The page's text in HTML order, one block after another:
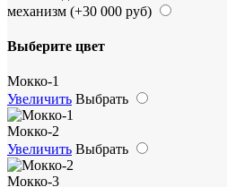
механизм (+30 000 руб)
Выберите цвет
Мокко-1
Увеличить Выбрать
Мокко-2
Увеличить Выбрать
Мокко-3